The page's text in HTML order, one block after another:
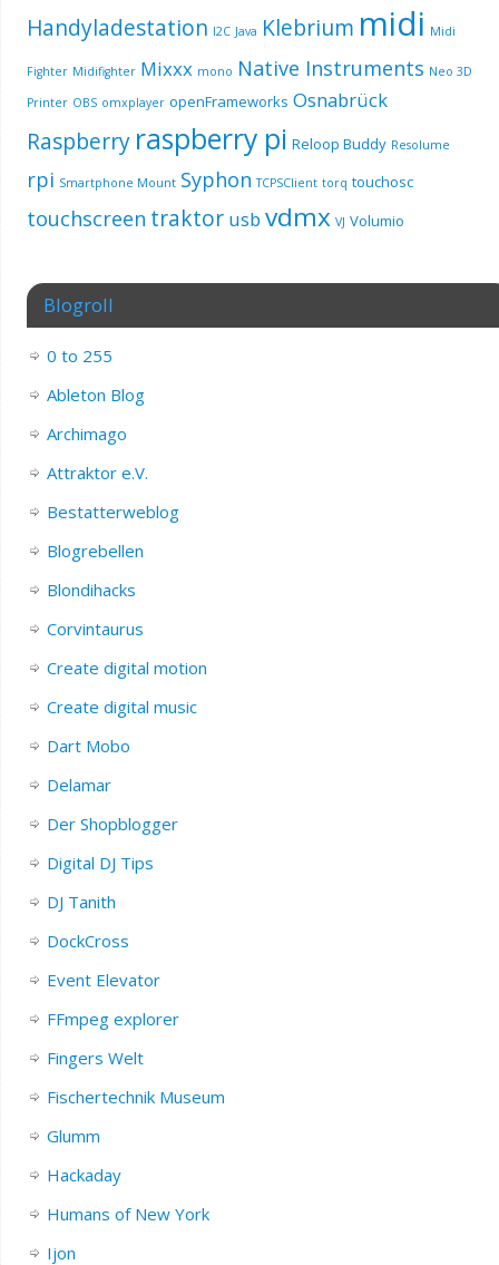
Handyladestation I2C Java Klebrium midi Midi
Fighter Midifighter Mixxx mono Native Instruments Neo 3D
Printer OBS omxplayer openFrameworks Osnabrück
Raspberry raspberry pi Reloop Buddy Resolume
rpi Smartphone Mount Syphon TCPSClient torq touchosc
touchscreen traktor usb vdmx VJ Volumio
Blogroll
0 to 255
Ableton Blog
Archimago
Attraktor e.V.
Bestatterweblog
Blogrebellen
Blondihacks
Corvintaurus
Create digital motion
Create digital music
Dart Mobo
Delamar
Der Shopblogger
Digital DJ Tips
DJ Tanith
DockCross
Event Elevator
FFmpeg explorer
Fingers Welt
Fischertechnik Museum
Glumm
Hackaday
Humans of New York
Ijon